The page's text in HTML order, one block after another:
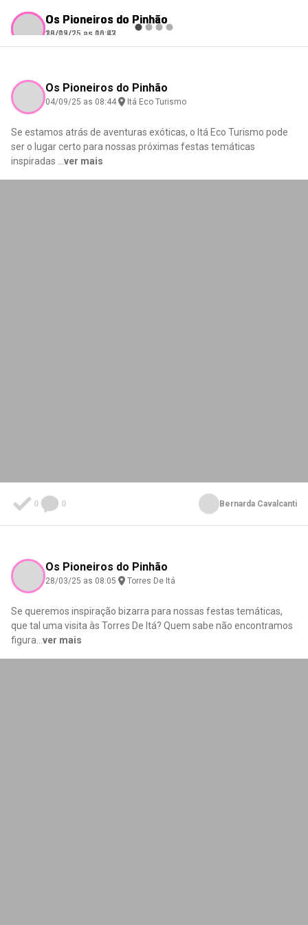
Os Pioneiros do Pinhão
30/12/25 as 00:43
Os Pioneiros do Pinhão
10/05/25 as 16:43
Os Pioneiros do Pinhão
28/03/25 as 16:02
Os Pioneiros do Pinhão
28/03/25 as 00:27
Os Pioneiros do Pinhão
04/09/25 as 08:44 Itá Eco Turismo
Se estamos atrás de aventuras exóticas, o Itá Eco Turismo pode
ser o lugar certo para nossas próximas festas temáticas
inspiradas
ver mais
0 0 Bernarda Cavalcanti
Os Pioneiros do Pinhão
28/03/25 as 08:05 Torres De Itá
Se queremos inspiração bizarra para nossas festas temáticas,
que tal uma visita às Torres De Itá? Quem sabe não encontramos
figura
ver mais